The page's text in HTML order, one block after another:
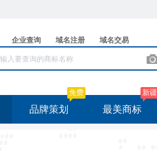
企业查询 域名注册 域名交易
品牌策划
免费
最美商标
新疆